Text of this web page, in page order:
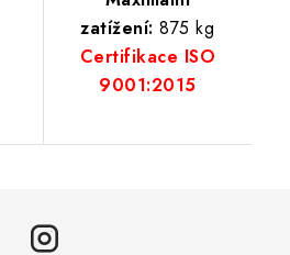
zatížení: 875 kg
Certifikace ISO
9001:2015